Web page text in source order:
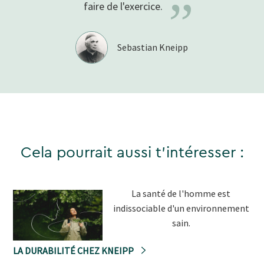
faire de l'exercice. ”
Sebastian Kneipp
Cela pourrait aussi t'intéresser :
La santé de l'homme est
indissociable d'un environnement
sain.
LA DURABILITÉ CHEZ KNEIPP